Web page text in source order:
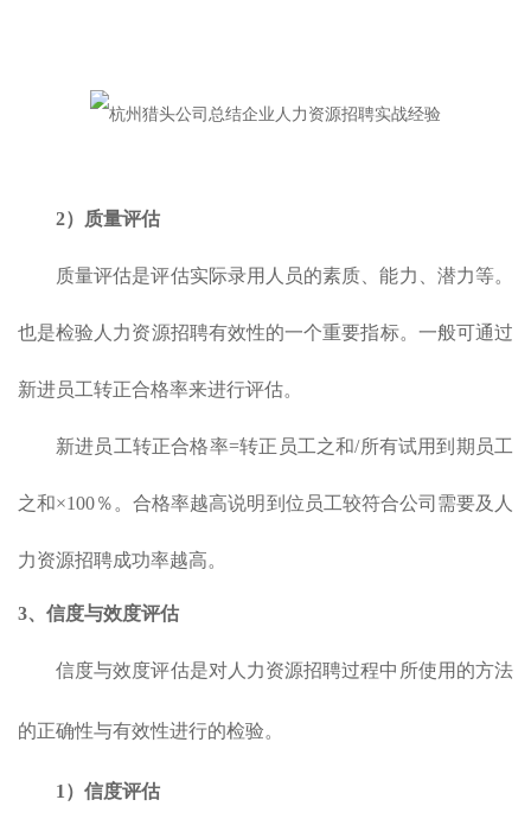
2）质量评估
质量评估是评估实际录用人员的素质、能力、潜力等。
也是检验人力资源招聘有效性的一个重要指标。一般可通过
新进员工转正合格率来进行评估。
新进员工转正合格率=转正员工之和/所有试用到期员工
之和×100％。合格率越高说明到位员工较符合公司需要及人
力资源招聘成功率越高。
3、信度与效度评估
信度与效度评估是对人力资源招聘过程中所使用的方法
的正确性与有效性进行的检验。
1）信度评估